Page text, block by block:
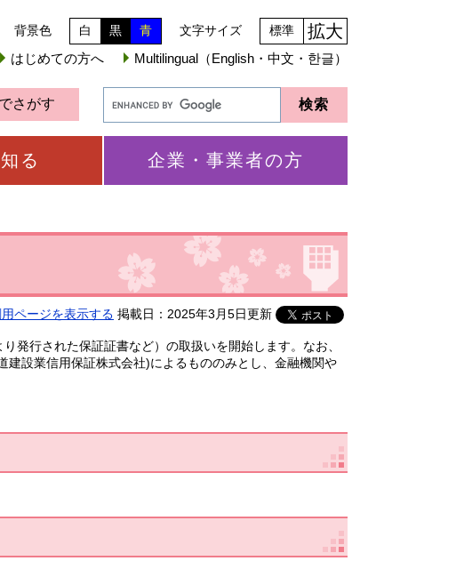
背景色 白 黒 青 文字サイズ 標準 拡大
はじめての方へ Multilingual（English・中文・한글）
さがす
る 企業・事業者の方
ページを表示する 掲載日：2025年3月5日更新
発行された保証証書など）の取扱いを開始します。なお、
設業信用保証株式会社)によるもののみとし、金融機関や